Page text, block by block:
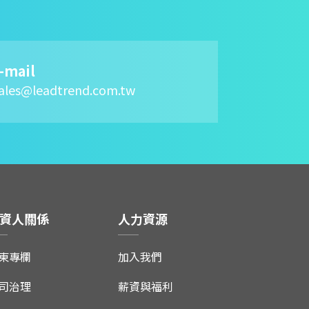
mail
人關係
專欄
治理
人力資源
加入我們
薪資與福利